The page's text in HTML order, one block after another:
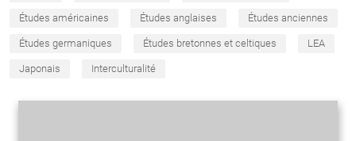
Études américaines Études anglaises Études anciennes
Études germaniques Études bretonnes et celtiques LEA
Japonais Interculturalité